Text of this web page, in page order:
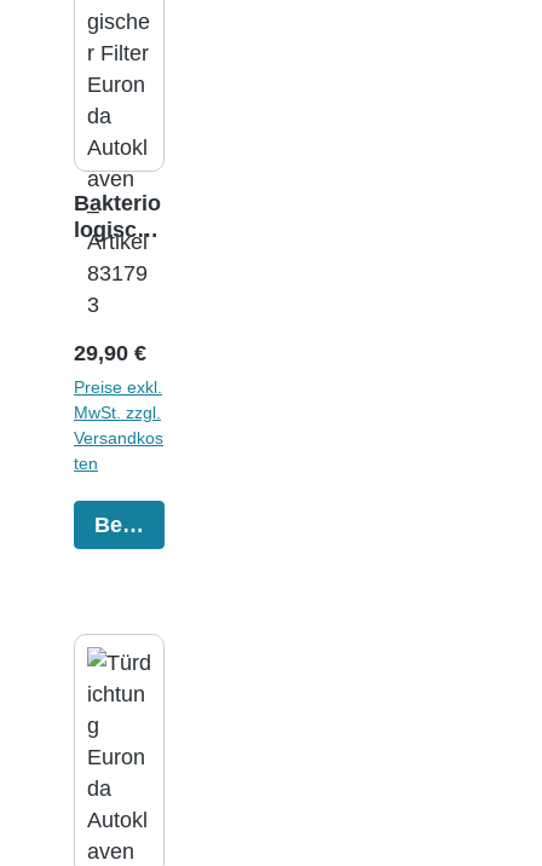
Bakterio
logische
r Filter
Autokla
ven
Regulärer Preis:
29,90 €
Preise exkl.
MwSt. zzgl.
Versandkos
ten
Bestellen